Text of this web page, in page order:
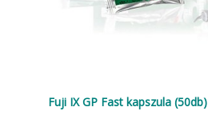
Fuji IX GP Fast kapszula (50db)